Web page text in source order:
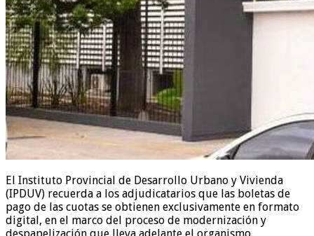
El Instituto Provincial de Desarrollo Urbano y Vivienda
(IPDUV) recuerda a los adjudicatarios que las boletas de
pago de las cuotas se obtienen exclusivamente en formato
digital, en el marco del proceso de modernización y
despapelización que lleva adelante el organismo.